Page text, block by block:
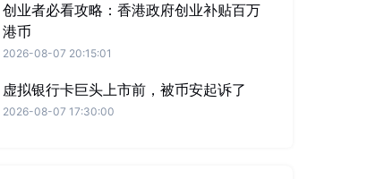
创业者必看攻略：香港政府创业补贴百万
港币
2026-08-07 20:15:01
虚拟银行卡巨头上市前，被币安起诉了
2026-08-07 17:30:00